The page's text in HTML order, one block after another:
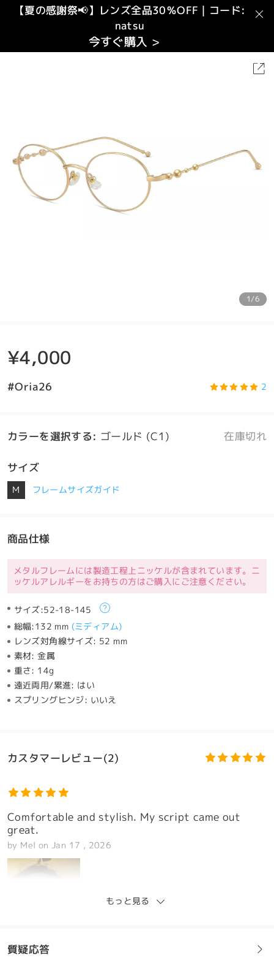
【夏の感謝祭📢】レンズ全品30％OFF｜コード:
natsu
今すぐ購入 >
1/6
¥4,000
#Oria26 2
カラーを選択する: ゴールド (C1) 在庫切れ
サイズ
M フレームサイズガイド
商品仕様
メタルフレームには製造工程上ニッケルが含まれています。ニ
ッケルアレルギーをお持ちの方はご購入にご注意ください。
サイズ:52-18-145
総幅:132 mm (ミディアム)
レンズ対角線サイズ: 52 mm
素材:金属
重さ: 14g
遠近両用/累進: はい
スプリングヒンジ: いいえ
カスタマーレビュー(2)
Comfortable and stylish. My script came out
great.
by Mel on Jan 17 , 2026
もっと見る
質疑応答